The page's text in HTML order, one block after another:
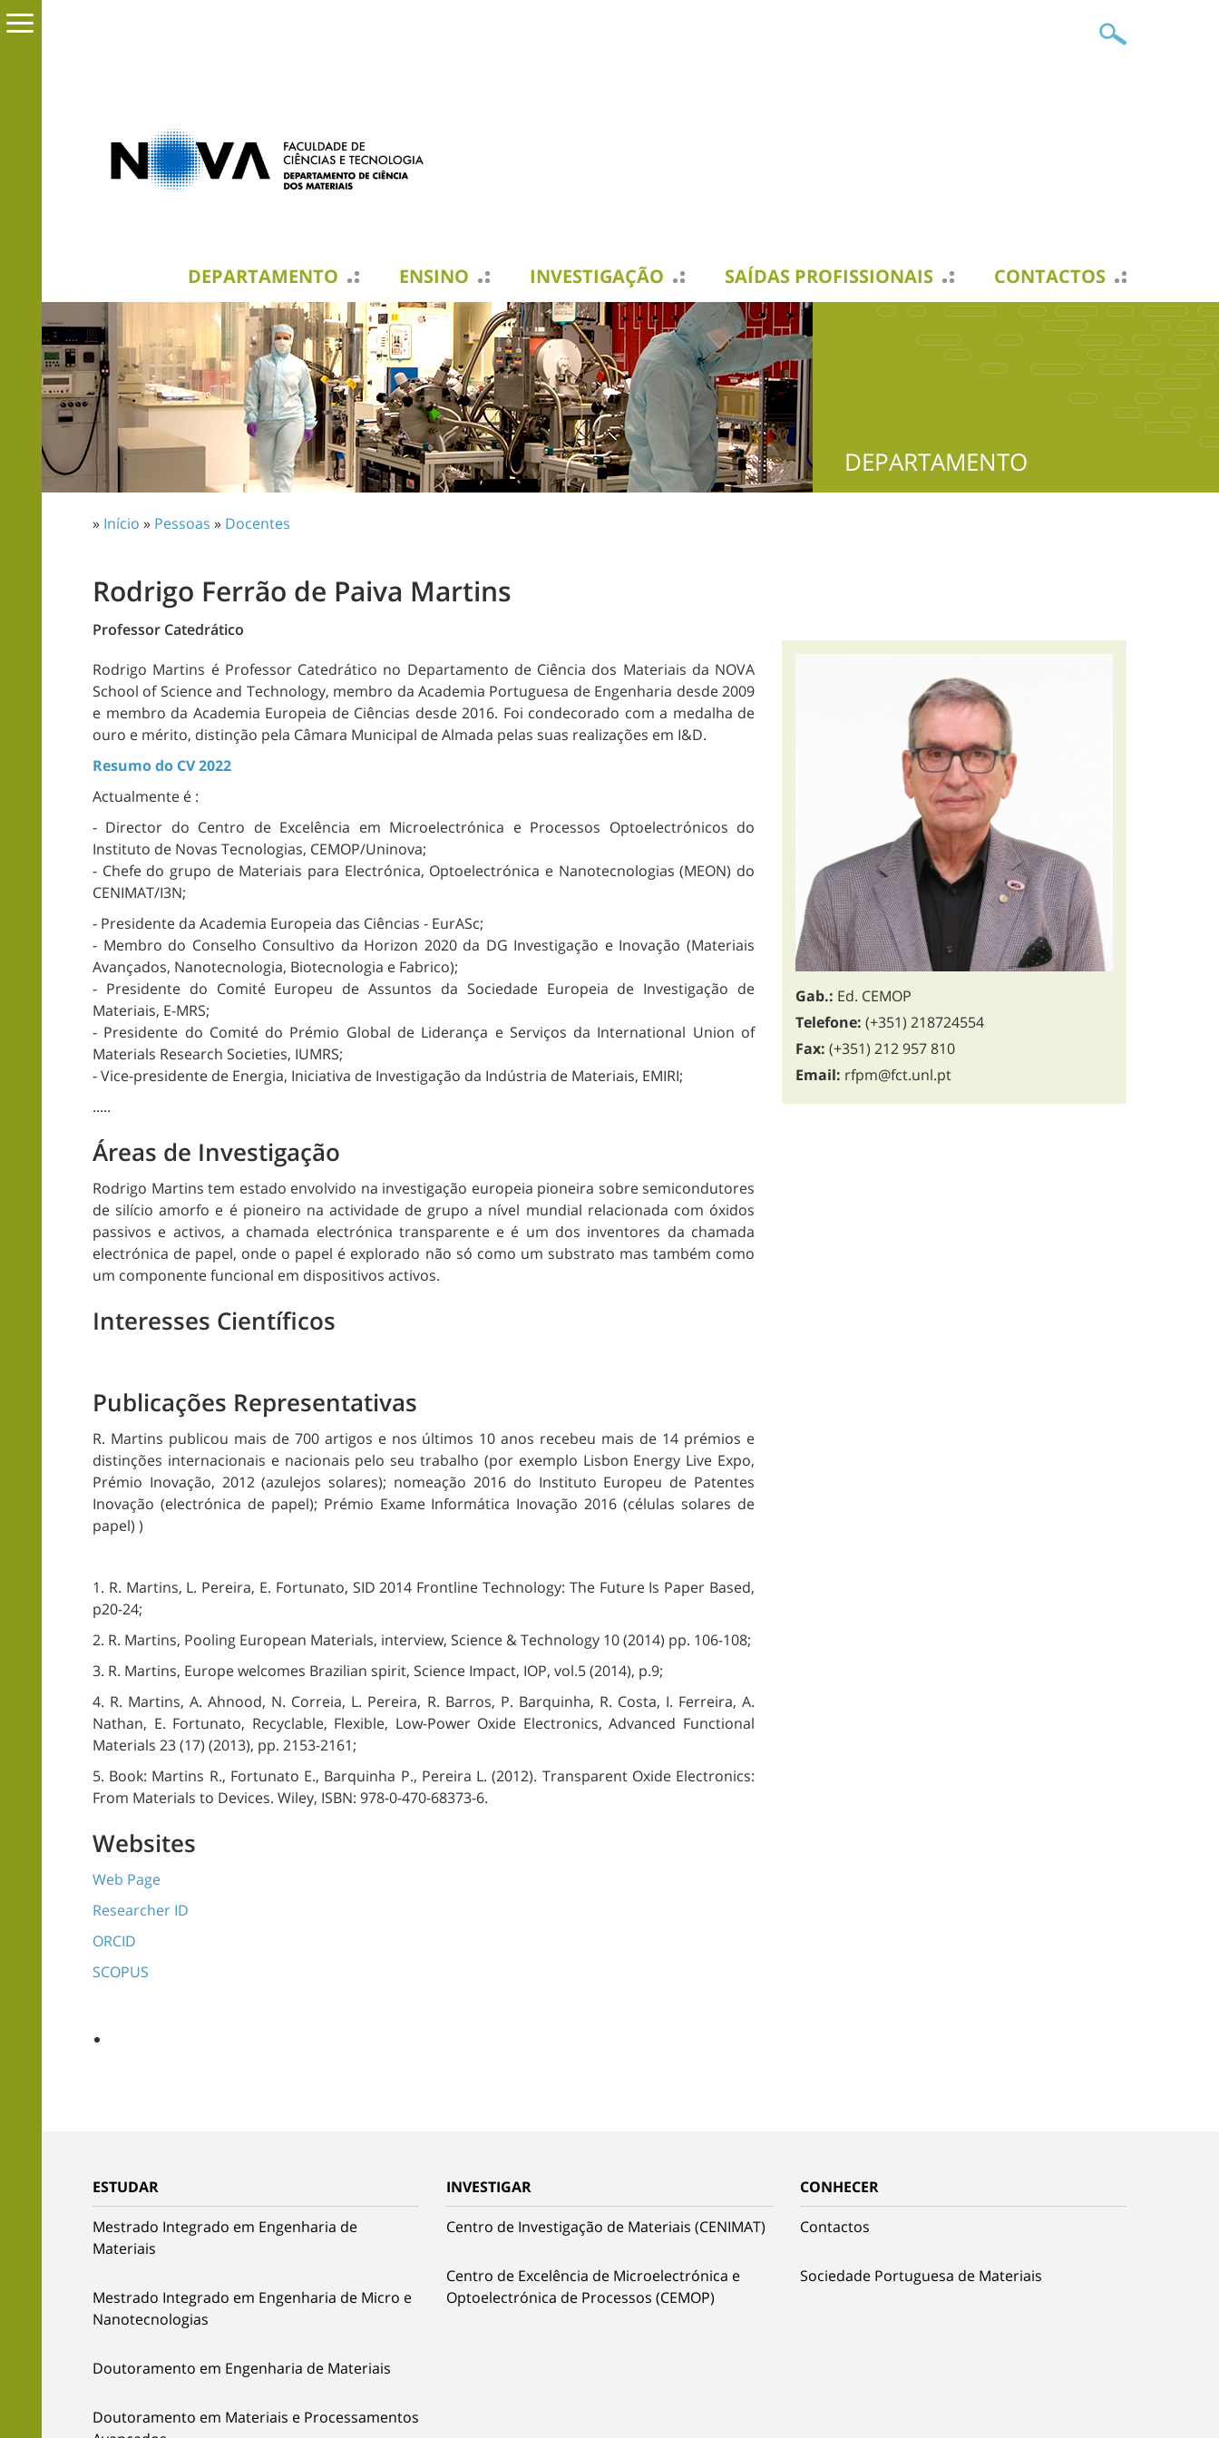
DEPARTAMENTO ENSINO INVESTIGAÇÃO SAÍDAS PROFISSIONAIS CONTACTOS
DEPARTAMENTO
» Início » Pessoas » Docentes
Rodrigo Ferrão de Paiva Martins
Professor Catedrático
Gab.: Ed. CEMOP
Telefone: (+351) 218724554
Fax: (+351) 212 957 810
Email: rfpm@fct.unl.pt
Rodrigo Martins é Professor Catedrático no Departamento de Ciência dos Materiais da NOVA
School of Science and Technology, membro da Academia Portuguesa de Engenharia desde 2009
e membro da Academia Europeia de Ciências desde 2016. Foi condecorado com a medalha de
ouro e mérito, distinção pela Câmara Municipal de Almada pelas suas realizações em I&D.
Resumo do CV 2022
Actualmente é :
- Director do Centro de Excelência em Microelectrónica e Processos Optoelectrónicos do
Instituto de Novas Tecnologias, CEMOP/Uninova;
- Chefe do grupo de Materiais para Electrónica, Optoelectrónica e Nanotecnologias (MEON) do
CENIMAT/I3N;
- Presidente da Academia Europeia das Ciências - EurASc;
- Membro do Conselho Consultivo da Horizon 2020 da DG Investigação e Inovação (Materiais
Avançados, Nanotecnologia, Biotecnologia e Fabrico);
- Presidente do Comité Europeu de Assuntos da Sociedade Europeia de Investigação de
Materiais, E-MRS;
- Presidente do Comité do Prémio Global de Liderança e Serviços da International Union of
Materials Research Societies, IUMRS;
- Vice-presidente de Energia, Iniciativa de Investigação da Indústria de Materiais, EMIRI;
.....
Áreas de Investigação
Rodrigo Martins tem estado envolvido na investigação europeia pioneira sobre semicondutores
de silício amorfo e é pioneiro na actividade de grupo a nível mundial relacionada com óxidos
passivos e activos, a chamada electrónica transparente e é um dos inventores da chamada
electrónica de papel, onde o papel é explorado não só como um substrato mas também como
um componente funcional em dispositivos activos.
Interesses Científicos
Publicações Representativas
R. Martins publicou mais de 700 artigos e nos últimos 10 anos recebeu mais de 14 prémios e
distinções internacionais e nacionais pelo seu trabalho (por exemplo Lisbon Energy Live Expo,
Prémio Inovação, 2012 (azulejos solares); nomeação 2016 do Instituto Europeu de Patentes
Inovação (electrónica de papel); Prémio Exame Informática Inovação 2016 (células solares de
papel) )
1. R. Martins, L. Pereira, E. Fortunato, SID 2014 Frontline Technology: The Future Is Paper Based,
p20-24;
2. R. Martins, Pooling European Materials, interview, Science & Technology 10 (2014) pp. 106-108;
3. R. Martins, Europe welcomes Brazilian spirit, Science Impact, IOP, vol.5 (2014), p.9;
4. R. Martins, A. Ahnood, N. Correia, L. Pereira, R. Barros, P. Barquinha, R. Costa, I. Ferreira, A.
Nathan, E. Fortunato, Recyclable, Flexible, Low-Power Oxide Electronics, Advanced Functional
Materials 23 (17) (2013), pp. 2153-2161;
5. Book: Martins R., Fortunato E., Barquinha P., Pereira L. (2012). Transparent Oxide Electronics:
From Materials to Devices. Wiley, ISBN: 978-0-470-68373-6.
Websites
Web Page
Researcher ID
ORCID
SCOPUS
ESTUDAR
Mestrado Integrado em Engenharia de
Materiais
Mestrado Integrado em Engenharia de Micro e
Nanotecnologias
Doutoramento em Engenharia de Materiais
Doutoramento em Materiais e Processamentos
INVESTIGAR
Centro de Investigação de Materiais (CENIMAT)
Centro de Excelência de Microelectrónica e
Optoelectrónica de Processos (CEMOP)
CONHECER
Contactos
Sociedade Portuguesa de Materiais